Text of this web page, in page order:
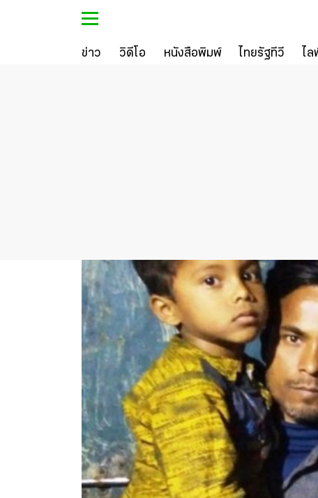
ข่าว วิดีโอ หนังสือพิมพ์ ไทยรัฐทีวี ไ